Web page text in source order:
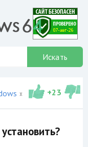
Искать
» Какой Windows лучше установить?
+23